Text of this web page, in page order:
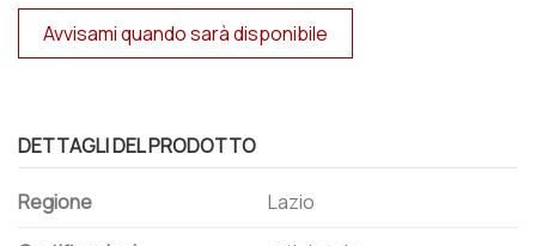
DETTAGLI DEL PRODOTTO
Regione
Lazio